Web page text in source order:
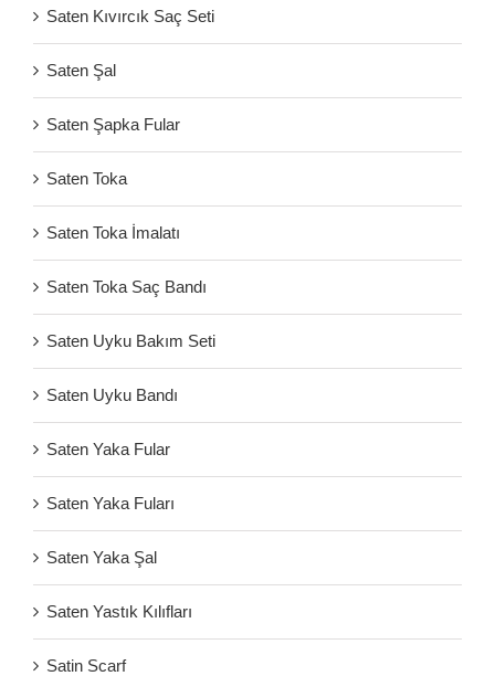
Saten Kıvırcık Saç Seti
Saten Şal
Saten Şapka Fular
Saten Toka
Saten Toka İmalatı
Saten Toka Saç Bandı
Saten Uyku Bakım Seti
Saten Uyku Bandı
Saten Yaka Fular
Saten Yaka Fuları
Saten Yaka Şal
Saten Yastık Kılıfları
Satin Scarf